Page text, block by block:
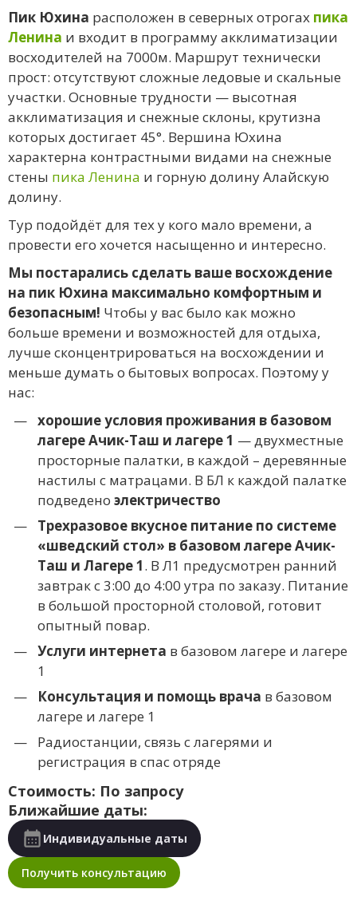
Пик Юхина расположен в северных отрогах пика
Ленина и входит в программу акклиматизации
восходителей на 7000м. Маршрут технически
прост: отсутствуют сложные ледовые и скальные
участки. Основные трудности — высотная
акклиматизация и снежные склоны, крутизна
которых достигает 45°. Вершина Юхина
характерна контрастными видами на снежные
стены пика Ленина и горную долину Алайскую
долину.
Тур подойдёт для тех у кого мало времени, а
провести его хочется насыщенно и интересно.
Мы постарались сделать ваше восхождение
на пик Юхина максимально комфортным и
безопасным! Чтобы у вас было как можно
больше времени и возможностей для отдыха,
лучше сконцентрироваться на восхождении и
меньше думать о бытовых вопросах. Поэтому у
нас:
хорошие условия проживания в базовом
лагере Ачик-Таш и лагере 1 — двухместные
просторные палатки, в каждой – деревянные
настилы с матрацами. В БЛ к каждой палатке
подведено электричество
Трехразовое вкусное питание по системе
«шведский стол» в базовом лагере Ачик-
Таш и Лагере 1. В Л1 предусмотрен ранний
завтрак с 3:00 до 4:00 утра по заказу. Питание
в большой просторной столовой, готовит
опытный повар.
Услуги интернета в базовом лагере и лагере
1
Консультация и помощь врача в базовом
лагере и лагере 1
Радиостанции, связь с лагерями и
регистрация в спас отряде
Стоимость: По запросу
Ближайшие даты:
Индивидуальные даты
Получить консультацию